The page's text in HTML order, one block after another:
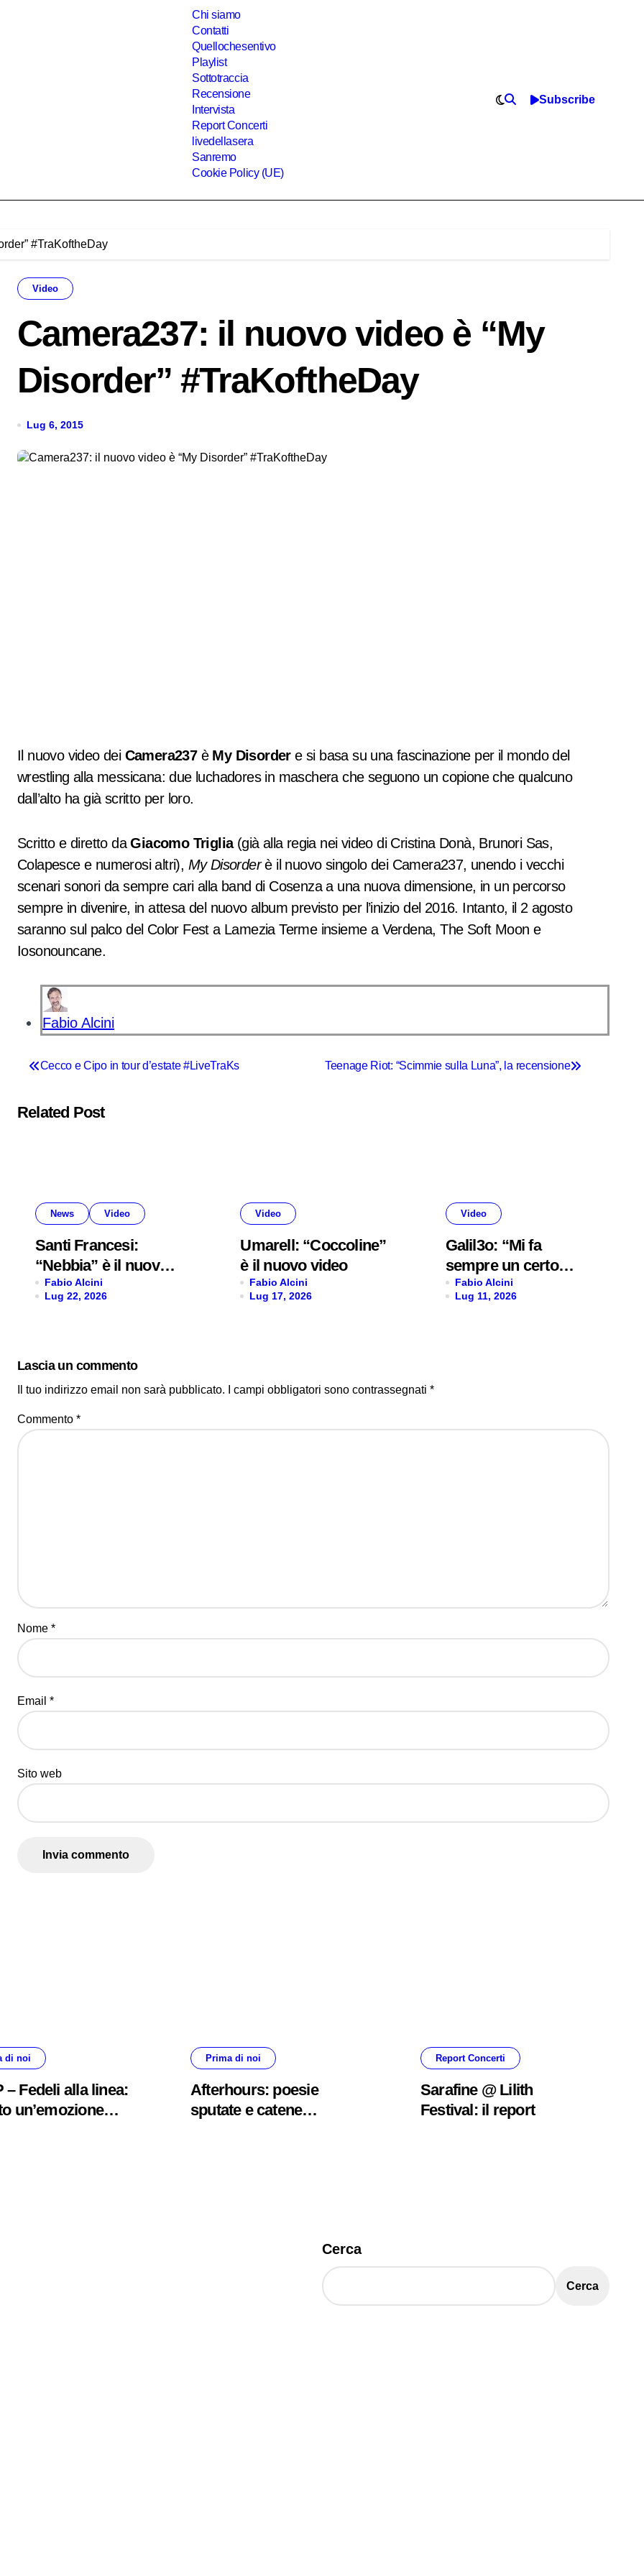
Chi siamo
Contatti
Quellochesentivo
Playlist
Sottotraccia
Recensione
Intervista
Report Concerti
livedellasera
Sanremo
Cookie Policy (UE)
Subscribe
#TraKoftheDay
Video
Camera237: il nuovo video è “My
Disorder” #TraKoftheDay
Lug 6, 2015
Il nuovo video dei Camera237è My Disordere si basa su una fascinazione per il mondo del
wrestling alla messicana: due luchadores in maschera che seguono un copione che qualcuno
dall’alto ha già scritto per loro.
Scritto e diretto daGiacomo Triglia(già alla regia nei video di Cristina Donà, Brunori Sas,
Colapesce e numerosi altri), My Disorderè il nuovo singolo dei Camera237, unendo i vecchi
scenari sonori da sempre cari alla band di Cosenza a una nuova dimensione, in un percorso
sempre in divenire, in attesa del nuovo album previsto per l’inizio del 2016. Intanto, il 2 agosto
saranno sul palco del Color Fest a Lamezia Terme insieme a Verdena, The Soft Moon e
Iosonouncane.
Fabio Alcini
Navigazione
Cecco e Cipo in tour d’estate #LiveTraKs Teenage Riot: “Scimmie sulla Luna”, la recensione
Related Post
News Video
Santi Francesi:
“Nebbia” è il nuovo
video
Fabio Alcini
Lug 22, 2026
Video
Umarell: “Coccoline”
è il nuovo video
Fabio Alcini
Lug 17, 2026
Video
Galil3o: “Mi fa
sempre un certo
effetto” è il nuovo
video
Fabio Alcini
Lug 11, 2026
Lascia un commento
Il tuo indirizzo email non sarà pubblicato. I campi obbligatori sono contrassegnati *
Commento *
Nome *
Email *
Sito web
di noi
– Fedeli alla linea:
un’emozione
Prima di noi
Afterhours: poesie
sputate e catene
Report Concerti
Sarafine @ Lilith
Festival: il report
Cerca
Cerca